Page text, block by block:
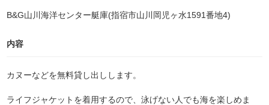
B&G山川海洋センター艇庫(指宿市山川岡児ヶ水1591番地4)
内容
カヌーなどを無料貸し出しします。
ライフジャケットを着用するので、泳げない人でも海を楽しめま